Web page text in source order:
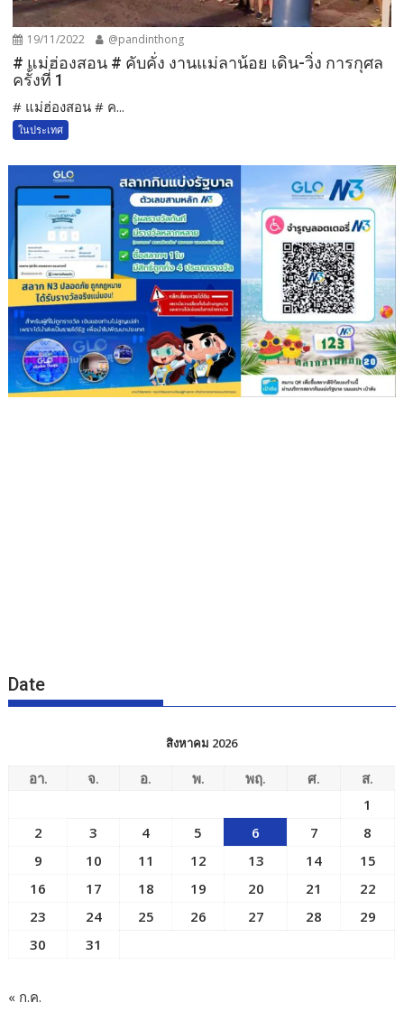
19/11/2022 @pandinthong
# แม่ฮ่องสอน # คับคั่ง งานแม่ลาน้อย เดิน-วิ่ง การกุศล
ครั้งที่ 1
# แม่ฮ่องสอน # ค...
ในประเทศ
Date
สิงหาคม 2026
อา. จ. อ. พ. พฤ. ศ.
ส.
1
2
3 4 5 6 7
8
9
10 11 12 13 14
15
16
17 18 19 20 21
22
23
24 25 26 27 28
29
30
31
« ก.ค.